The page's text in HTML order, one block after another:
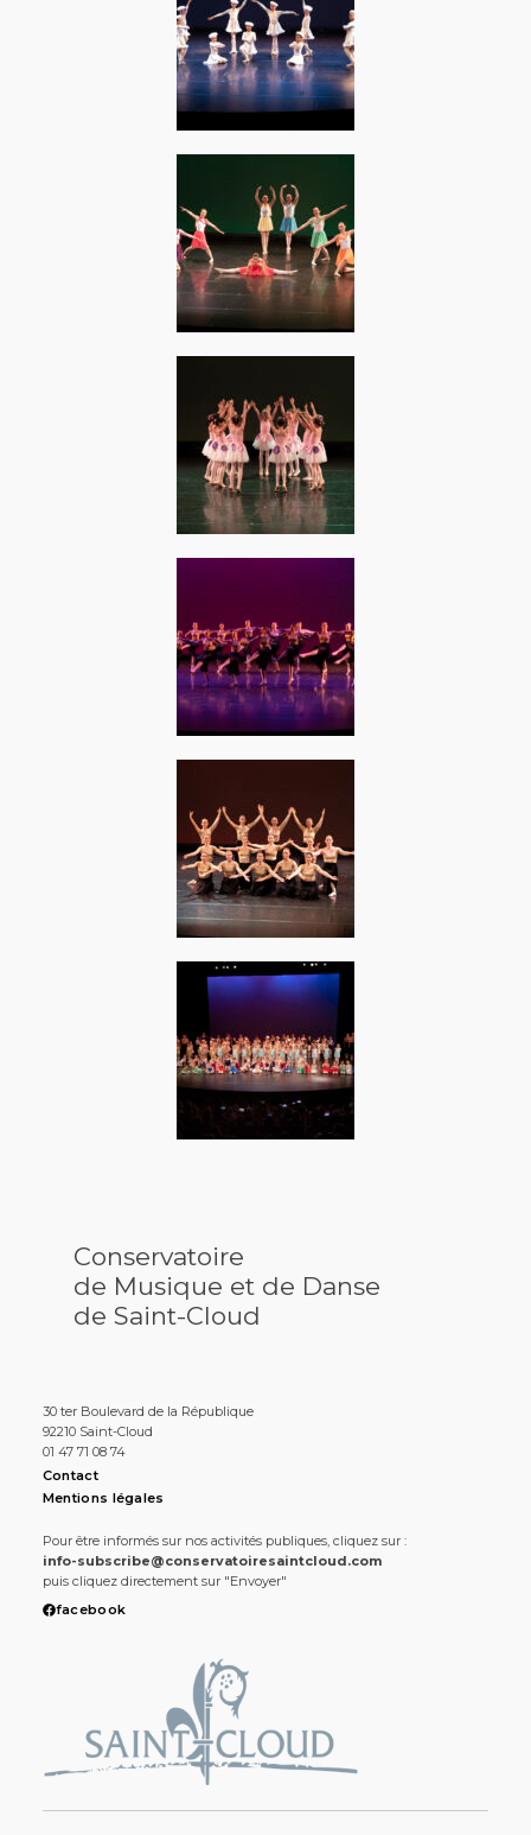
Conservatoire
de Musique et de Danse
de Saint-Cloud
30 ter Boulevard de la République
92210 Saint-Cloud
01 47 71 08 74
Contact
Mentions légales
Pour être informés sur nos activités publiques, cliquez sur :
info-subscribe@conservatoiresaintcloud.com
puis cliquez directement sur "Envoyer"
facebook